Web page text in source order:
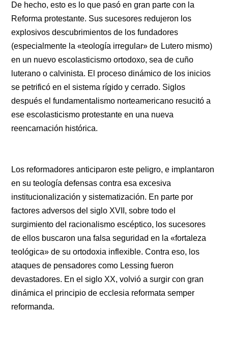
De hecho, esto es lo que pasó en gran parte con la
Reforma protestante. Sus sucesores redujeron los
explosivos descubrimientos de los fundadores
(especialmente la «teología irregular» de Lutero mismo)
en un nuevo escolasticismo ortodoxo, sea de cuño
luterano o calvinista. El proceso dinámico de los inicios
se petrificó en el sistema rígido y cerrado. Siglos
después el fundamentalismo norteamericano resucitó a
ese escolasticismo protestante en una nueva
reencarnación histórica.
Los reformadores anticiparon este peligro, e implantaron
en su teología defensas contra esa excesiva
institucionalización y sistematización. En parte por
factores adversos del siglo XVII, sobre todo el
surgimiento del racionalismo escéptico, los sucesores
de ellos buscaron una falsa seguridad en la «fortaleza
teológica» de su ortodoxia inflexible. Contra eso, los
ataques de pensadores como Lessing fueron
devastadores. En el siglo XX, volvió a surgir con gran
dinámica el principio de ecclesia reformata semper
reformanda.